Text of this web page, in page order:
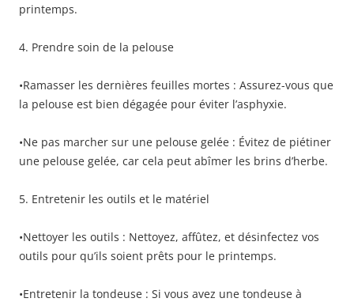
printemps.
4. Prendre soin de la pelouse
•Ramasser les dernières feuilles mortes : Assurez-vous que
la pelouse est bien dégagée pour éviter l’asphyxie.
•Ne pas marcher sur une pelouse gelée : Évitez de piétiner
une pelouse gelée, car cela peut abîmer les brins d’herbe.
5. Entretenir les outils et le matériel
•Nettoyer les outils : Nettoyez, affûtez, et désinfectez vos
outils pour qu’ils soient prêts pour le printemps.
•Entretenir la tondeuse : Si vous avez une tondeuse à